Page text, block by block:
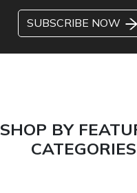
SUBSCRIBE NOW
SHOP BY
CATEGORIES